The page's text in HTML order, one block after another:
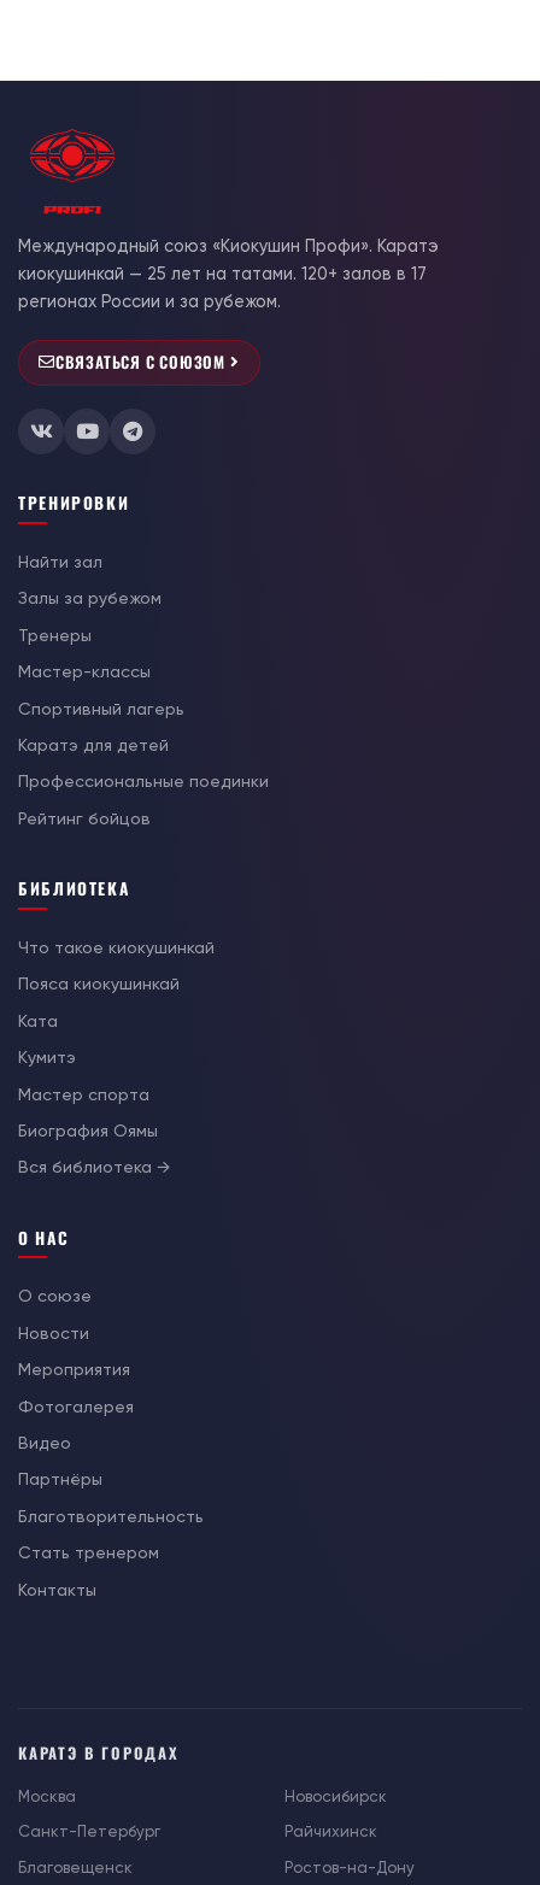
Международный союз «Киокушин Профи». Каратэ
киокушинкай — 25 лет на татами. 120+ залов в 17
регионах России и за рубежом.
СВЯЗАТЬСЯ С СОЮЗОМ
ТРЕНИРОВКИ
Найти зал
Залы за рубежом
Тренеры
Мастер-классы
Спортивный лагерь
Каратэ для детей
Профессиональные поединки
Рейтинг бойцов
БИБЛИОТЕКА
Что такое киокушинкай
Пояса киокушинкай
Ката
Кумитэ
Мастер спорта
Биография Оямы
Вся библиотека →
О НАС
О союзе
Новости
Мероприятия
Фотогалерея
Видео
Партнёры
Благотворительность
Стать тренером
Контакты
КАРАТЭ В ГОРОДАХ
Москва
Санкт-Петербург
Благовещенск
Новосибирск
Райчихинск
Ростов-на-Дону